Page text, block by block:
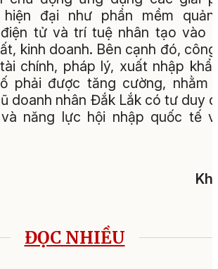
đại như phần mềm
tử và trí tuệ nhân tạo vào
kinh doanh. Bên cạnh đó,
chính, pháp lý, xuất nhập
phải được tăng cường, nhằm
doanh nhân Đắk Lắk có tư duy
năng lực hội nhập quốc tế
ĐỌC NHIỀU